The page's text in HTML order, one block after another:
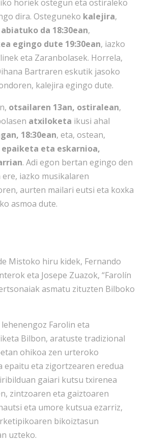
horiek ostegun eta ostiraleko
dira. Osteguneko kalejira,
da 18:30ean,
egingo dute 19:30ean, iazko
eta Zaranbolasek. Horrela,
Bartraren eskutik jasoko
kalejira egingo dute.
otsailaren 13an, ostiralean,
atxiloketa ikusi ahal
18:30ean, eta, ostean,
epaiketa eta eskarnioa,
. Adi egon bertan egingo den
iazko musikalaren
aurten mailari eutsi eta koxka
asmoa dute.
Mistoko hiru kidek, Fernando
eta Josepe Zuazok, “Farolín
asmatu zituzten Bilboko
Farolin eta
Bilbon, aratuste tradizional
ohikoa zen urteroko
epaitu eta zigortzearen eredua
gaiari kutsu txirenea
zintzoaren eta gaiztoaren
eta umore kutsua ezarriz,
bikoiztasun
uzteko.